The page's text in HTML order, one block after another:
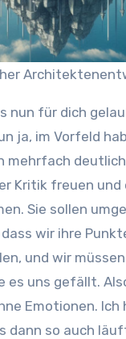
nun für dich
ja, im Vorfeld
mehrfach
Kritik freuen und
Sie sollen
wir ihre
und wir
es uns gefällt.
Emotionen. Ich
dann so auch